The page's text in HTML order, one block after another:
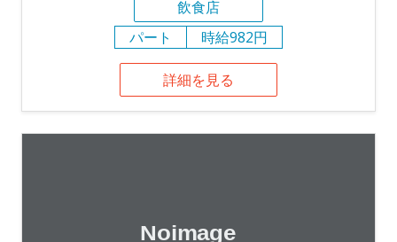
飲食店
パート
時給982円
詳細を見る